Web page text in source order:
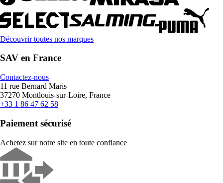
Découvrir toutes nos marques
SAV en France
Contactez-nous
11 rue Bernard Maris
37270 Montlouis-sur-Loire, France
+33 1 86 47 62 58
Paiement sécurisé
Achetez sur notre site en toute confiance